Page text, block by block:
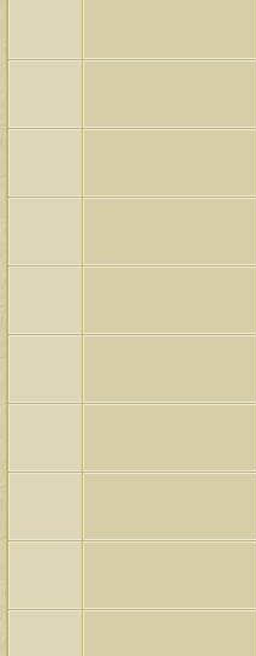
آخر رد:احمد جابر
آخر مشاركة